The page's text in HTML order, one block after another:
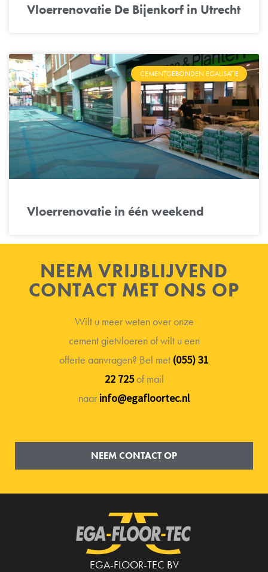
Vloerrenovatie De Bijenkorf in Utrecht
CEMENTGEBONDEN EGALISATIE
Vloerrenovatie in één weekend
NEEM VRIJBLIJVEND
CONTACT MET ONS OP
Wilt u meer weten over onze
cement gietvloeren of wilt u een
offerte aanvragen? Bel met (055) 31
22 725of mail
naar info@egafloortec.nl
NEEM CONTACT OP
EGA-FLOOR-TEC BV